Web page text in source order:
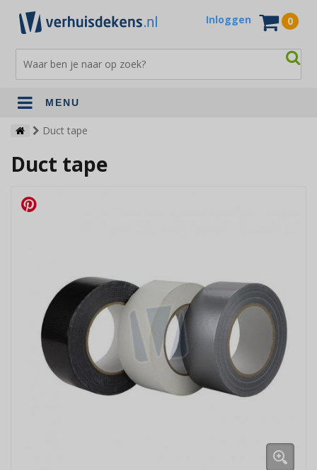
Inloggen 0
MENU
Verhuisdekens
Opslagdekens
Andere verhuismaterialen
Duct tape
Duct tape